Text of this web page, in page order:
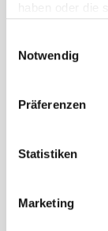
haben oder die
Notwendig
Präferenzen
Statistiken
Marketing